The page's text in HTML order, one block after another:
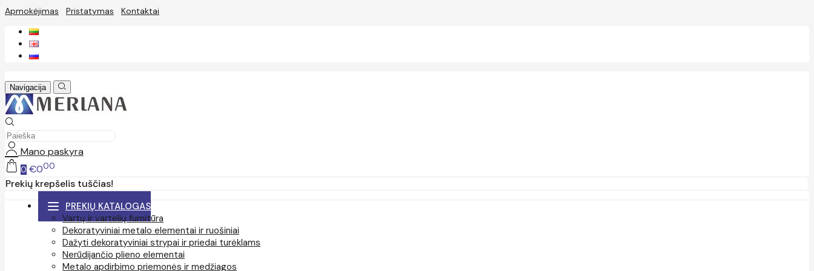
Apmokėjimas Pristatymas Kontaktai
Navigacija
Mano paskyra
0 €000
Prekių krepšelis tuščias!
PREKIŲ KATALOGAS
Vartų ir vartelių furnitūra
Dekoratyviniai metalo elementai ir ruošiniai
Dažyti dekoratyviniai strypai ir priedai turėklams
Nerūdijančio plieno elementai
Metalo apdirbimo priemonės ir medžiagos